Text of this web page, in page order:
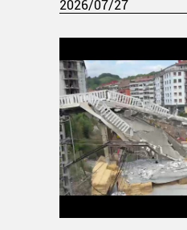
2026/07/27